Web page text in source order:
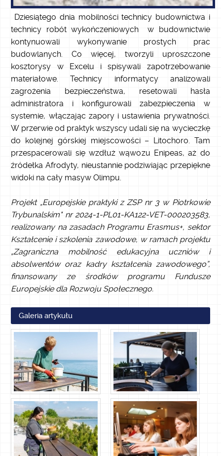
Dziesiątego dnia mobilności technicy budownictwa i
technicy robót wykończeniowych w budownictwie
kontynuowali wykonywanie prostych prac
budowlanych. Co więcej, tworzyli uproszczone
kosztorysy w Excelu i spisywali zapotrzebowanie
materiałowe. Technicy informatycy analizowali
zagrożenia bezpieczeństwa, resetowali hasła
administratora i konfigurowali zabezpieczenia w
systemie, włączając zapory i ustawienia prywatności.
W przerwie od praktyk wszyscy udali się na wycieczkę
do kolejnej górskiej miejscowości – Litochoro. Tam
przespacerowali się wzdłuż wąwozu Enipeas, aż do
źródełka Afrodyty, nieustannie podziwiając przepiękne
widoki na cały masyw Olimpu.
Projekt „Europejskie praktyki z ZSP nr 3 w Piotrkowie
Trybunalskim" nr 2024-1-PL01-KA122-VET-000203583,
realizowany na zasadach Programu Erasmus+, sektor
Kształcenie i szkolenia zawodowe, w ramach projektu
„Zagraniczna mobilność edukacyjna uczniów i
absolwentów oraz kadry kształcenia zawodowego”,
finansowany ze środków programu Fundusze
Europejskie dla Rozwoju Społecznego.
Galeria artykułu